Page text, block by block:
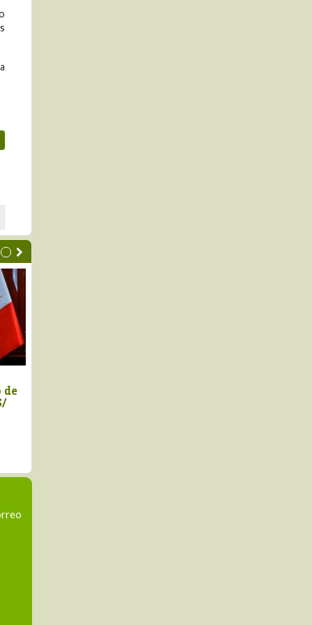
anuncios de
Fujimori